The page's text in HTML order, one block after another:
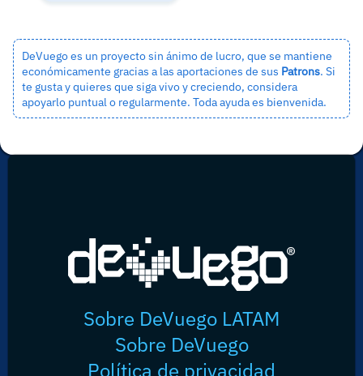
DeVuego es un proyecto sin ánimo de lucro, que se mantiene
económicamente gracias a las aportaciones de sus Patrons. Si
te gusta y quieres que siga vivo y creciendo, considera
apoyarlo puntual o regularmente. Toda ayuda es bienvenida.
Sobre DeVuego LATAM
Sobre DeVuego
Política de privacidad